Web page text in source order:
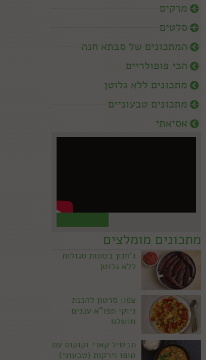
מרקים
סלטים
המתכונים של סבתא חנה
הכי פופולריים
מתכונים ללא גלוטן
מתכונים טבעוניים
אסיאתי
מתכונים מומלצים
ג'חנון בטטות סגולות
ללא גלוטן
צפו: סרטון להכנת
ניוקי תפו"א עננים
מושלם
תבשיל קארי וקוקוס עם
טופו וירקות (טבעוני)